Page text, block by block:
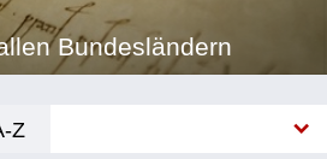
Bundesländern
Z